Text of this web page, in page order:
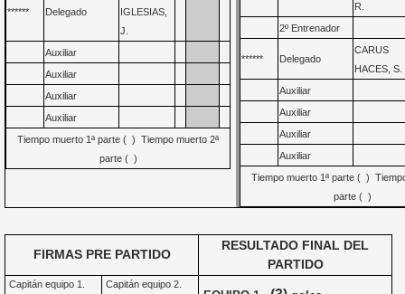
****** Delegado
IGLESIAS,
J.
Auxiliar
Auxiliar
Auxiliar
Auxiliar
Tiempo muerto 1ª parte ( ) Tiempo muerto 2ª
parte ( )
R.
2º Entrenador
****** Delegado
CARUS
HACES, S.
Auxiliar
Auxiliar
Auxiliar
Auxiliar
Tiempo muerto 1ª parte ( )
parte ( )
FIRMAS PRE PARTIDO
RESULTADO FINAL DEL
PARTIDO
Capitán equipo 1.
Capitán equipo 2.